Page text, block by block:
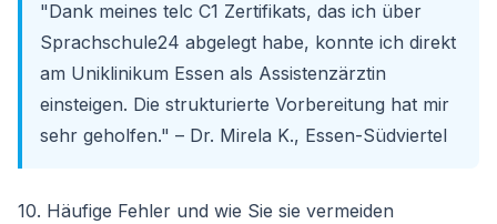
"Dank meines telc C1 Zertifikats, das ich über
Sprachschule24 abgelegt habe, konnte ich direkt
am Uniklinikum Essen als Assistenzärztin
einsteigen. Die strukturierte Vorbereitung hat mir
sehr geholfen." – Dr. Mirela K., Essen-Südviertel
10. Häufige Fehler und wie Sie sie vermeiden